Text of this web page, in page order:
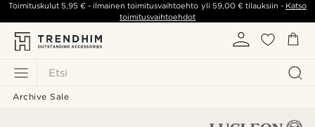
Etsi
Toimituskulut5,95 € - ilmainen toimitusvaihtoehto yli 59,00 €tilauksiin - Katso
toimitusvaihtoehdot
Archive Sale